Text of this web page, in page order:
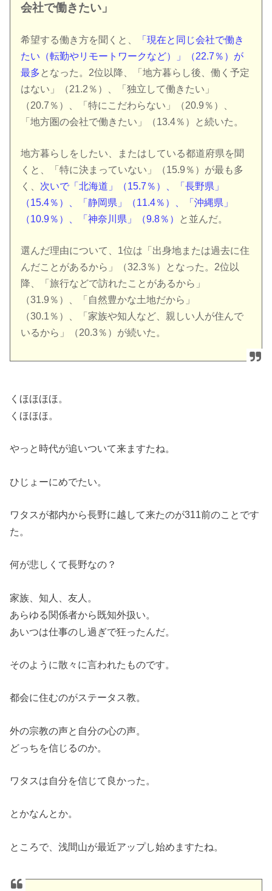
会社で働きたい」
希望する働き方を聞くと、
「現在と同じ会社で働き
たい（転勤やリモートワークなど）」（22.7％）が
最多 となった。2位以降、「地方暮らし後、働く予定
はない」（21.2％）、「独立して働きたい」
（20.7％）、「特にこだわらない」（20.9％）、
「地方圏の会社で働きたい」（13.4％）と続いた。
地方暮らしをしたい、またはしている都道府県を聞
くと、「特に決まっていない」（15.9％）が最も多
く、 次いで「北海道」（15.7％）、「長野県」
（15.4％）、「静岡県」（11.4％）、「沖縄県」
（10.9％）、「神奈川県」（9.8％）
と並んだ。
選んだ理由について、1位は「出身地または過去に住
んだことがあるから」（32.3％）となった。2位以
降、「旅行などで訪れたことがあるから」
（31.9％）、「自然豊かな土地だから」
（30.1％）、「家族や知人など、親しい人が住んで
いるから」（20.3％）が続いた。
くほほほほ。
くほほほ。
やっと時代が追いついて来ますたね。
ひじょーにめでたい。
ワタスが都内から長野に越して来たのが311前のことです
た。
何が悲しくて長野なの？
家族、知人、友人。
あらゆる関係者から既知外扱い。
あいつは仕事のし過ぎで狂ったんだ。
そのように散々に言われたものです。
都会に住むのがステータス教。
外の宗教の声と自分の心の声。
どっちを信じるのか。
ワタスは自分を信じて良かった。
とかなんとか。
ところで、浅間山が最近アップし始めますたね。